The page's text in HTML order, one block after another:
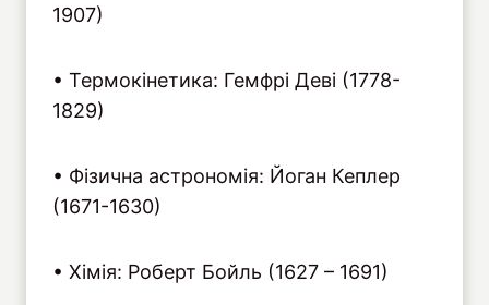
1907)
• Термокінетика: Гемфрі Деві (1778-
1829)
• Фізична астрономія: Йоган Кеплер
(1671-1630)
• Хімія: Роберт Бойль (1627 – 1691)